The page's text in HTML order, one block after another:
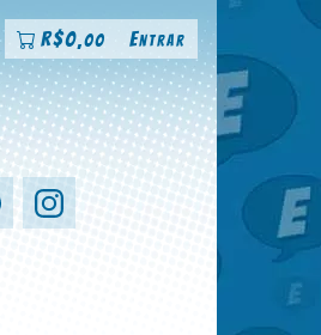
R$0,00 Entrar